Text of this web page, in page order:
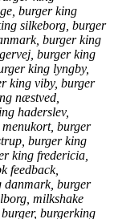
burger king
silkeborg, burger
burger king
burger king
king lyngby,
king viby, burger
næstved,
haderslev,
burger
burger king
king fredericia,
feedback,
danmark, burger
milkshake
burgerking